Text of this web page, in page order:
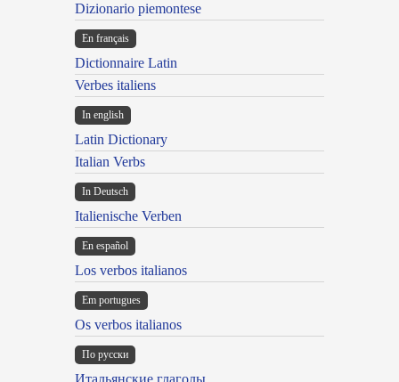
Dizionario piemontese
En français
Dictionnaire Latin
Verbes italiens
In english
Latin Dictionary
Italian Verbs
In Deutsch
Italienische Verben
En español
Los verbos italianos
Em portugues
Os verbos italianos
По русски